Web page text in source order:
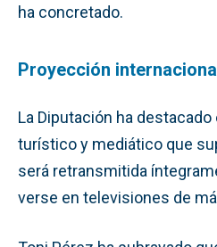
ha concretado.
Proyección
La Diputación ha
turístico y mediático que
será retransmitida
verse en televisiones de